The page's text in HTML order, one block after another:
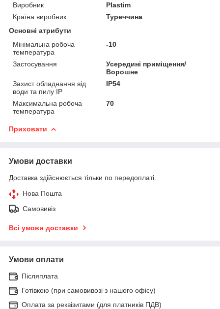
Виробник
Plastim
Країна виробник
Туреччина
Основні атрибути
Мінімальна робоча
температура
-10
Застосування
Усередині приміщення/
Ворошне
Захист обладнання від
води та пилу IP
IP54
Максимальна робоча
температура
70
Приховати
Умови доставки
Доставка здійснюється тільки по передоплаті.
Нова Пошта
Самовивіз
Всі умови доставки
Умови оплати
Післяплата
Готівкою (при самовивозі з нашого офісу)
Оплата за реквізитами (для платників ПДВ)